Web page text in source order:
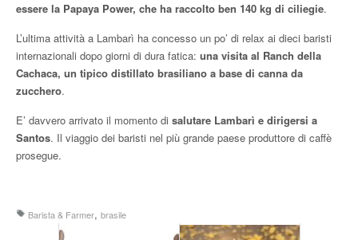
essere la Papaya Power, che ha raccolto ben 140 kg di ciliegie.
L’ultima attività a Lambarì ha concesso un po’ di relax ai dieci baristi
internazionali dopo giorni di dura fatica: una visita al Ranch della
Cachaca, un tipico distillato brasiliano a base di canna da
zucchero.
E’ davvero arrivato il momento di salutare Lambarì e dirigersi a
Santos. Il viaggio dei baristi nel più grande paese produttore di caffè
prosegue.
Barista & Farmer, brasile